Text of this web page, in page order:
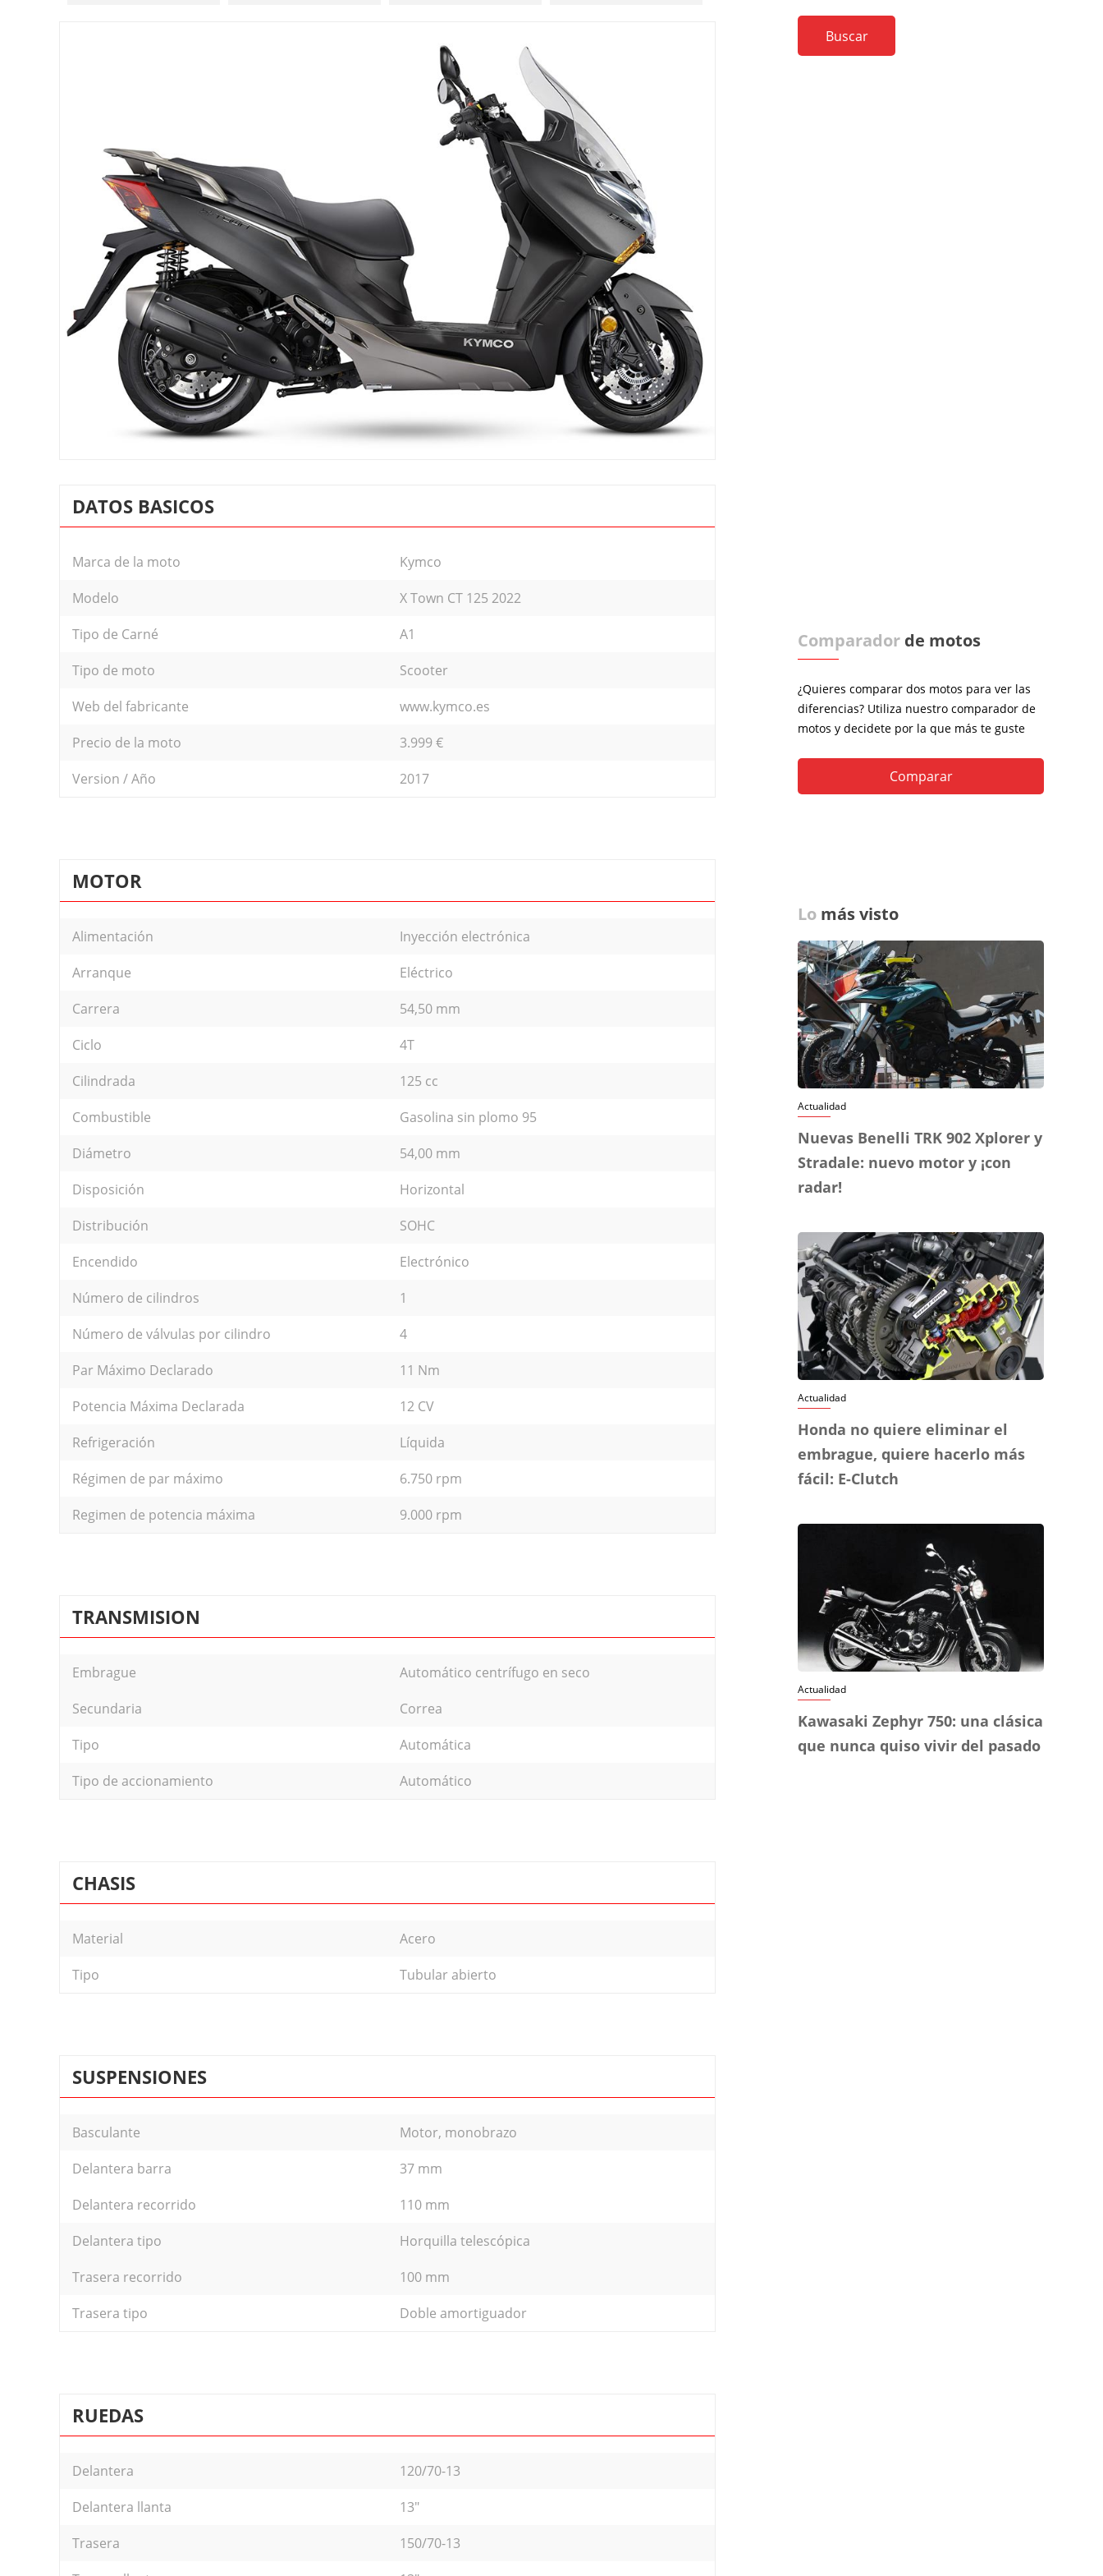
DATOS BASICOS
Marca de la moto
Kymco
Modelo
X Town CT 125 2022
Tipo de Carné
A1
Tipo de moto
Scooter
Web del fabricante
www.kymco.es
Precio de la moto
3.999 €
Version / Año
2017
MOTOR
Alimentación
Inyección electrónica
Arranque
Eléctrico
Carrera
54,50 mm
Ciclo
4T
Cilindrada
125 cc
Combustible
Gasolina sin plomo 95
Diámetro
54,00 mm
Disposición
Horizontal
Distribución
SOHC
Encendido
Electrónico
Número de cilindros
1
Número de válvulas por cilindro
4
Par Máximo Declarado
11 Nm
Potencia Máxima Declarada
12 CV
Refrigeración
Líquida
Régimen de par máximo
6.750 rpm
Regimen de potencia máxima
9.000 rpm
TRANSMISION
Embrague
Automático centrífugo en seco
Secundaria
Correa
Tipo
Automática
Tipo de accionamiento
Automático
CHASIS
Material
Acero
Tipo
Tubular abierto
SUSPENSIONES
Basculante
Motor, monobrazo
Delantera barra
37 mm
Delantera recorrido
110 mm
Delantera tipo
Horquilla telescópica
Trasera recorrido
100 mm
Trasera tipo
Doble amortiguador
RUEDAS
Delantera
120/70-13
Delantera llanta
13"
Trasera
150/70-13
Comparador de motos
¿Quieres comparar dos motos para ver las
diferencias? Utiliza nuestro comparador de
motos y decidete por la que más te guste
Comparar
Lo más visto
Actualidad
Nuevas Benelli TRK 902 Xplorer y
Stradale: nuevo motor y ¡con
radar!
Actualidad
Honda no quiere eliminar el
embrague, quiere hacerlo más
fácil: E-Clutch
Actualidad
Kawasaki Zephyr 750: una clásica
que nunca quiso vivir del pasado